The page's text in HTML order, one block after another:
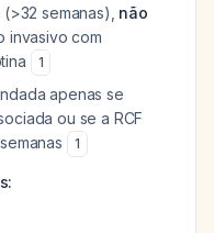
semanas), não
invasivo com
1
apenas se
ou se a RCF
1